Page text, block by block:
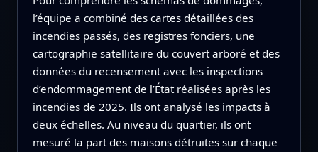
l’équipe a combiné des cartes détaillées des
incendies passés, des registres fonciers, une
cartographie satellitaire du couvert arboré et des
données du recensement avec les inspections
d’endommagement de l’État réalisées après les
incendies de 2025. Ils ont analysé les impacts à
deux échelles. Au niveau du quartier, ils ont
mesuré la part des maisons détruites sur chaque